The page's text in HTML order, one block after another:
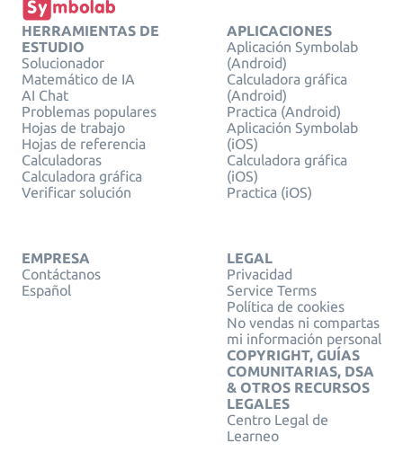
HERRAMIENTAS DE
ESTUDIO
Solucionador
Matemático de IA
AI Chat
Problemas populares
Hojas de trabajo
Hojas de referencia
Calculadoras
Calculadora gráfica
Verificar solución
APLICACIONES
Aplicación Symbolab
(Android)
Calculadora gráfica
(Android)
Practica (Android)
Aplicación Symbolab
(iOS)
Calculadora gráfica
(iOS)
Practica (iOS)
EMPRESA
Contáctanos
Español
LEGAL
Privacidad
Service Terms
Política de cookies
No vendas ni compartas
mi información personal
COPYRIGHT, GUÍAS
COMUNITARIAS, DSA
& OTROS RECURSOS
LEGALES
Centro Legal de
Learneo